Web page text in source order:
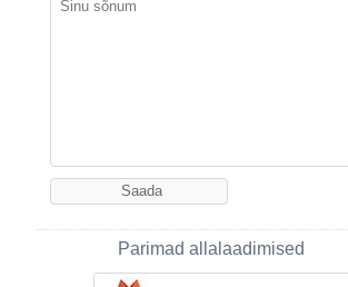
Parimad allalaadimised